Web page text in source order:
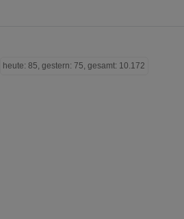
heute: 85, gestern: 75, gesamt: 10.172